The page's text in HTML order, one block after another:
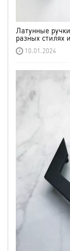
Латунные
разных стилях
10.01.2024